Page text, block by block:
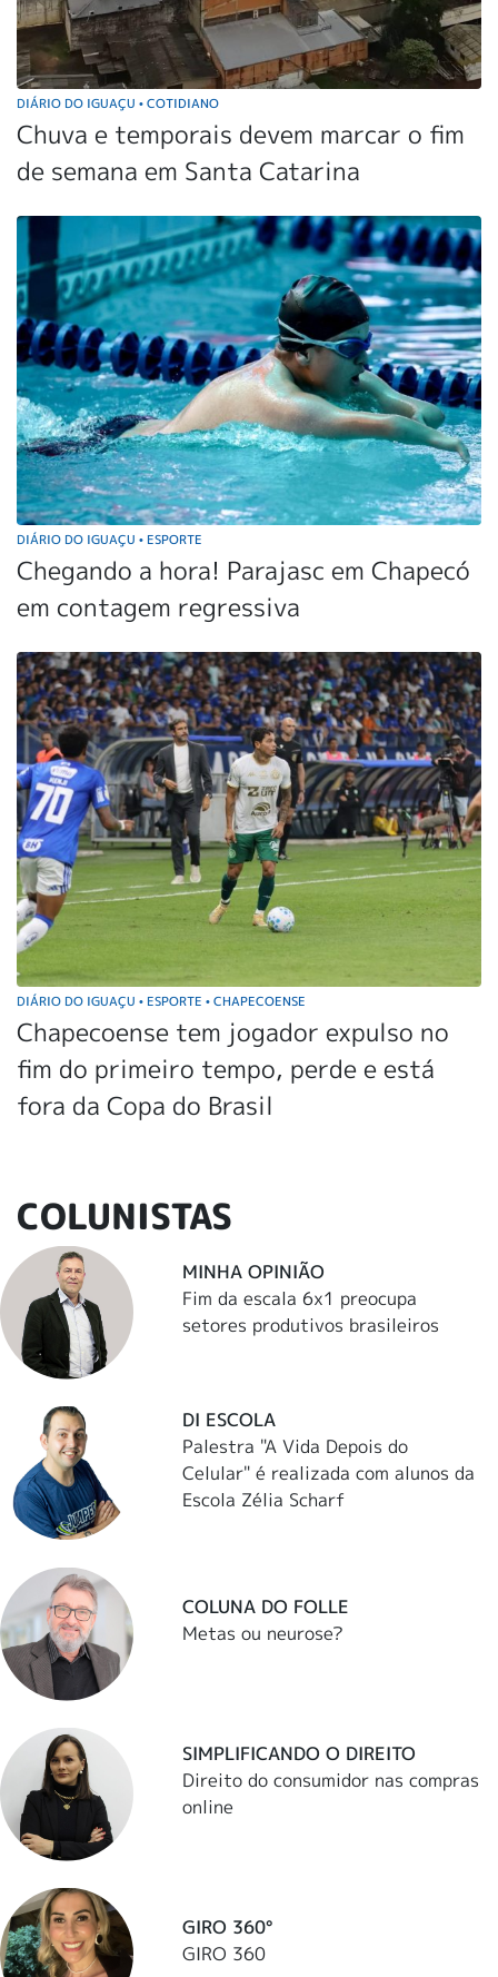
DIÁRIO DO IGUAÇU • COTIDIANO
Chuva e temporais devem marcar o fim
de semana em Santa Catarina
DIÁRIO DO IGUAÇU • ESPORTE
Chegando a hora! Parajasc em Chapecó
em contagem regressiva
DIÁRIO DO IGUAÇU • ESPORTE • CHAPECOENSE
Chapecoense tem jogador expulso no
fim do primeiro tempo, perde e está
fora da Copa do Brasil
COLUNISTAS
MINHA OPINIÃO
Fim da escala 6x1 preocupa
setores produtivos brasileiros
DI ESCOLA
Palestra "A Vida Depois do
Celular" é realizada com alunos da
Escola Zélia Scharf
COLUNA DO FOLLE
Metas ou neurose?
SIMPLIFICANDO O DIREITO
Direito do consumidor nas compras
online
GIRO 360°
GIRO 360